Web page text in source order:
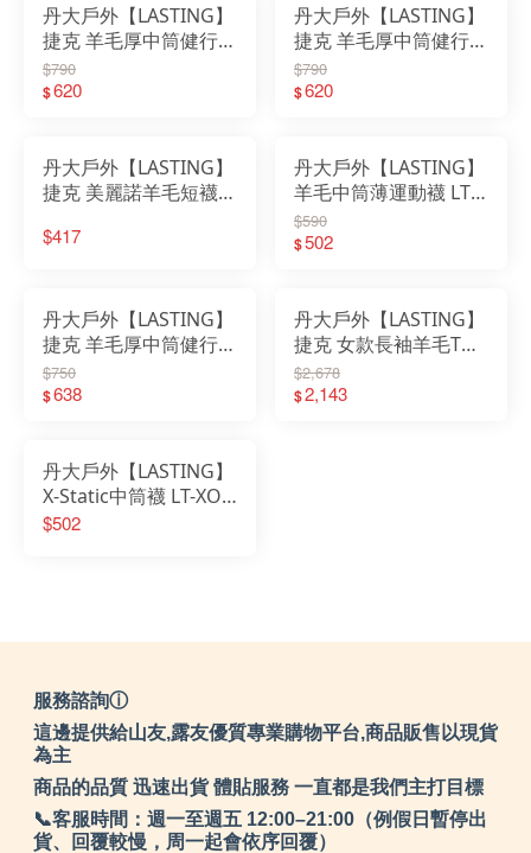
丹大戶外【LASTING】
捷克 羊毛厚中筒健行襪
LT-TRP｜羊毛｜襪子｜
厚襪｜保暖襪｜中筒襪
$790
$620
丹大戶外【LASTING】
捷克 羊毛厚中筒健行襪
LT-TKA 桃紅/黑│襪子│
長襪│中筒襪│羊毛襪│
$790
$620
丹大戶外【LASTING】
捷克 美麗諾羊毛短襪
│短襪│毛襪│運動襪│
$417
丹大戶外【LASTING】
羊毛中筒薄運動襪 LT-
TNW 桃紅/黑/黃綠│襪
子│保暖襪│中筒襪│運
$590
$502
丹大戶外【LASTING】
捷克 羊毛厚中筒健行襪
LT-TWP 卡其條/黑灰條
紋 襪子│中筒襪│羊毛
$750
$638
丹大戶外【LASTING】
捷克 女款長袖羊毛T恤
LT-LADA 黑/深紫紅│長
袖│羊毛│T恤│保暖│內
$2,678
$2,143
丹大戶外【LASTING】
X-Static中筒襪 LT-XOL
黑、淺灰｜襪子｜透氣
$502
服務諮詢ⓘ
這邊提供給山友,露友優質專業購物平台,商品販售以現貨
為主
商品的品質 迅速出貨 體貼服務 一直都是我們主打目標
📞客服時間：週一至週五 12:00–21:00（例假日暫停出
貨、回覆較慢，周一起會依序回覆）